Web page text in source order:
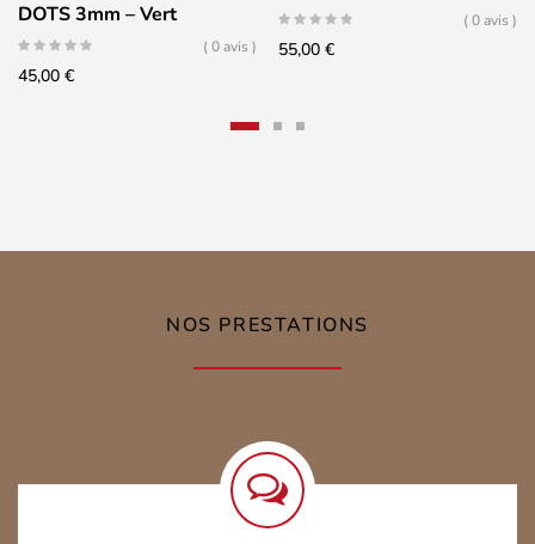
DOTS 3mm – Vert
( 0 avis )
45,00 €
( 0 avis )
55,00 €
NOS PRESTATIONS